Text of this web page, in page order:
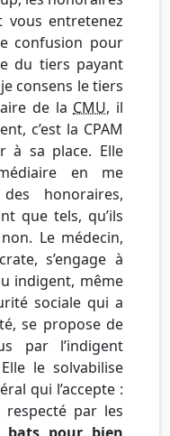
vous entretenez
confusion pour
du tiers payant
consens le tiers
de la CMU, il
c’est la CPAM
à sa place. Elle
en me
honoraires,
que tels, qu’ils
Le médecin,
s’engage à
indigent, même
sociale qui a
se propose de
par l’indigent
le solvabilise
qui l’accepte :
par les